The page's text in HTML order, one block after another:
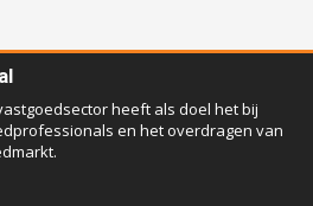
heeft als doel het bij
en het overdragen van